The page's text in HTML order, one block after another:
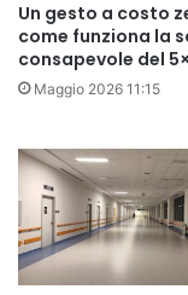
Un gesto a costo
come funziona la
consapevole del
Maggio 2026 11:15